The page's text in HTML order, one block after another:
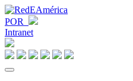
POR
Intranet